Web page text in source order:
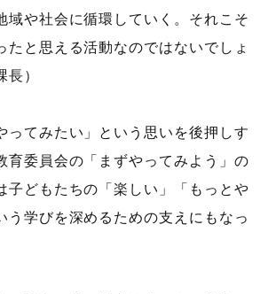
域や社会に循環していく。それこそ
たと思える活動なのではないでしょ
長）
ってみたい」という思いを後押しす
育委員会の「まずやってみよう」の
子どもたちの「楽しい」「もっとや
う学びを深めるための支えにもなっ